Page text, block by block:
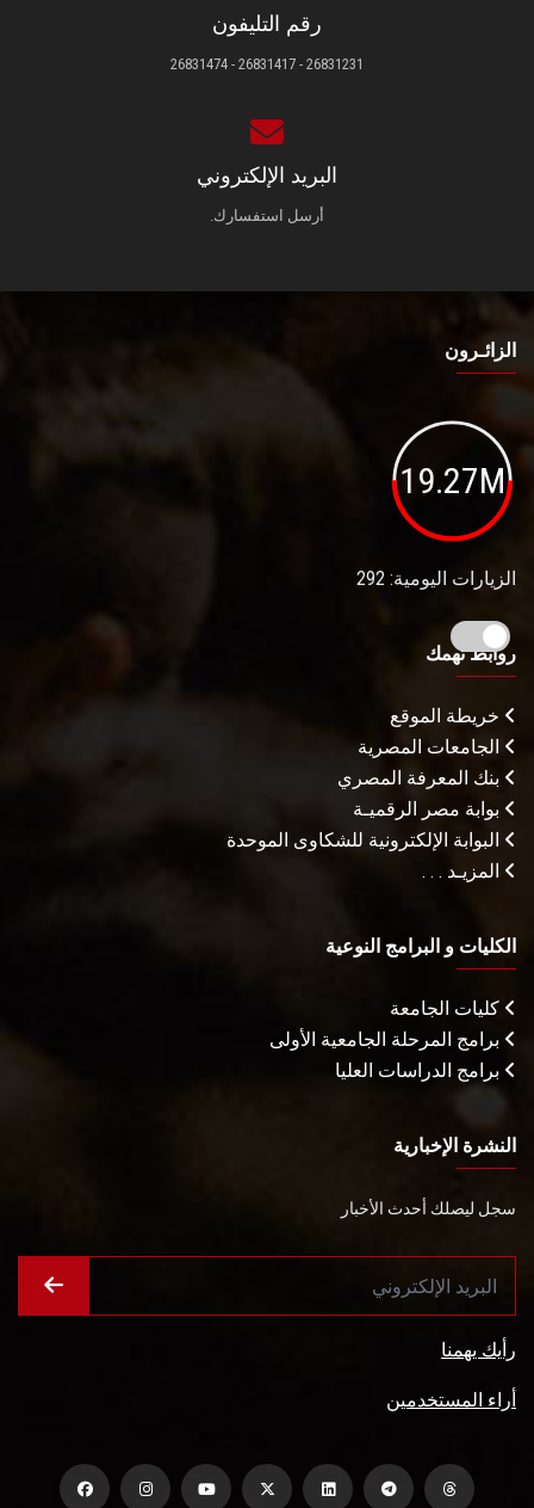
رقم التليفون
26831231 - 26831417 - 26831474
البريد الإلكتروني
أرسل استفسارك.
الزائـرون
19.27M
الزيارات اليومية: 292
روابط تهمك
خريطة الموقع
الجامعات المصرية
بنك المعرفة المصري
بوابة مصر الرقميـة
البوابة الإلكترونية للشكاوى الموحدة
المزيـد . . .
الكليات و البرامج النوعية
كليات الجامعة
برامج المرحلة الجامعية الأولى
برامج الدراسات العليا
النشرة الإخبارية
سجل ليصلك أحدث الأخبار
رأيك يهمنا
أراء المستخدمين